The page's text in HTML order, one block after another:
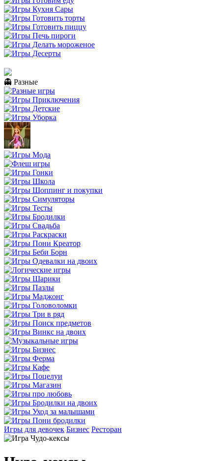
👻 Разные
Игры для девочек Бизнес Ресторан